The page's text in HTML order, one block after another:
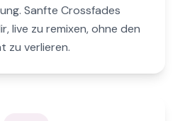
Sanfte Crossfades
live zu remixen, ohne den
zu verlieren.